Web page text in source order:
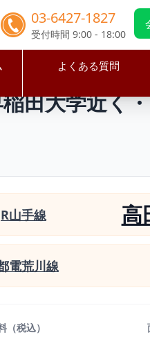
03-6427-1827
受付時間 9:00 - 18:00
よくある質問
稲田 居抜き物件】早稲田大学
田大学近く
山手線 高
電荒川線
（税込）